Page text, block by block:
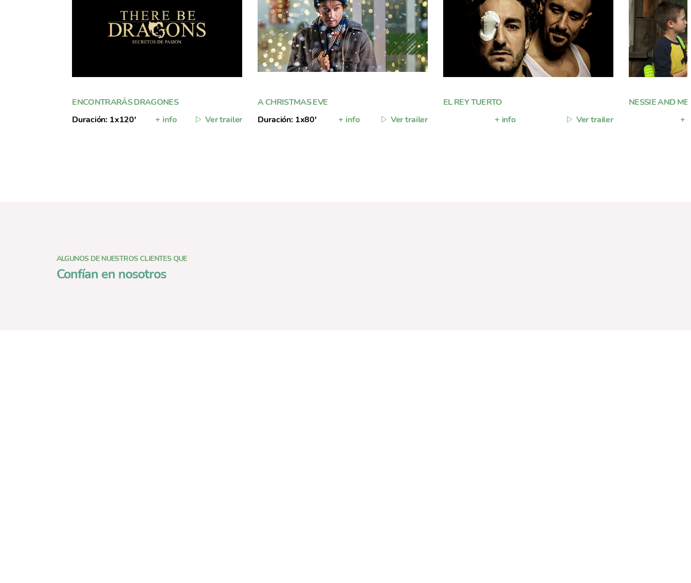
ENCONTRARÁS DRAGONES
Duración: 1x120'
+ info Ver trailer
A CHRISTMAS EVE
Duración: 1x80'
+ info Ver trailer
EL REY TUERTO
+ info
Ver trailer
NESSIE AND ME
+
ALGUNOS DE NUESTROS CLIENTES QUE
Confían en nosotros